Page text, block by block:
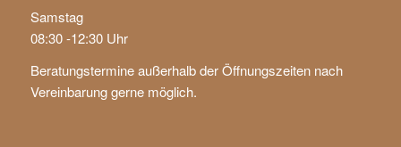
Samstag
08:30 -12:30 Uhr
Be­ratungs­ter­mi­ne außer­halb der Öf­fnungs­zei­ten nach
Verein­barung gerne mög­lich.